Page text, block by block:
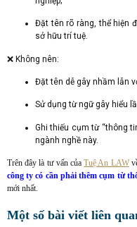
Đặt tên rõ ràng, thể hiện
sở hữu trí tuệ.
❌ Không nên:
Đặt tên dễ gây nhầm lẫn
Sử dụng từ ngữ gây hiểu
Ghi thiếu cụm từ “thông
ngành nghề này.
Trên đây là tư vấn củaTuệ An LAW
công ty có cần phải thêm cụm từ
mới nhất.
Một số bài viết liên